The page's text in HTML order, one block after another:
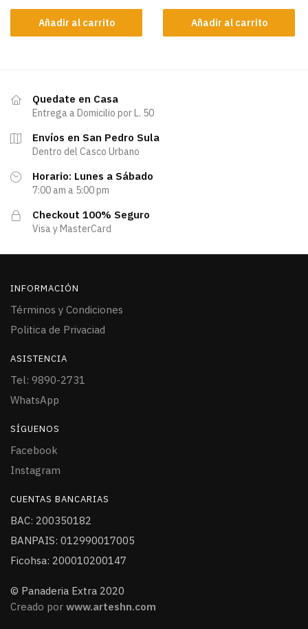
Añadir al carrito Añadir al carrito
Quedate en Casa
Entrega a Domicilio por L. 50
Envíos en San Pedro Sula
Dentro del Casco Urbano
Horario: Lunes a Sábado
7:00 am a 5:00 pm
Checkout 100% Seguro
Visa y MasterCard
INFORMACIÓN
Términos y Condiciones
Politica de Privaciad
ASISTENCIA
Tel: 9890-2731
WhatsApp
SÍGUENOS
Facebook
Instagram
CUENTAS BANCARIAS
BAC: 200350182
BANPAIS: 012990017005
Ficohsa: 200010200147
© Panaderia Extra 2020
Creado por www.arteshn.com